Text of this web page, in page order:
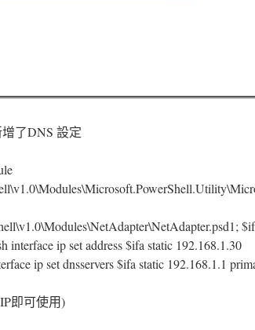
了DNS 設定
interface ip set address $ifa static 192.168.1.30
ip set dnsservers $ifa static 192.168.1.1
即可使用)